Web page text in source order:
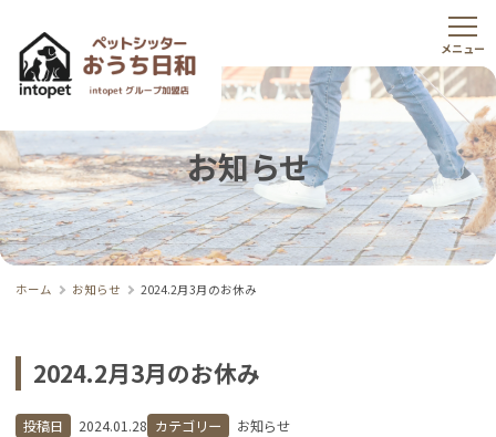
お知らせ
ホーム お知らせ 2024.2月3月のお休み
2024.2月3月のお休み
投稿日 2024.01.28 カテゴリー お知らせ